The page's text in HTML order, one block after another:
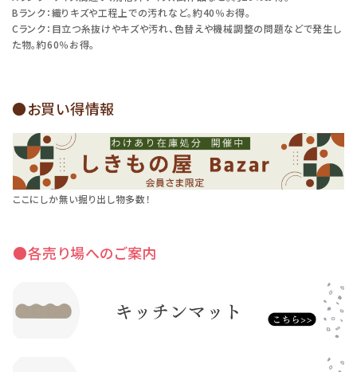
Bランク：織りキズや工程上での汚れなど。約40％お得。
Cランク：目立つ糸抜けやキズや汚れ、色替えや機械調整の問題などで発生し
た物。約60％お得。
●お買い得情報
ここにしか無い掘り出し物多数！
●各売り場へのご案内